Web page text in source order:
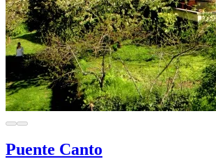
Puente Canto